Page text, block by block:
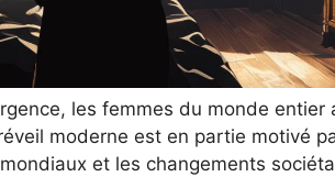
les femmes du monde entier
moderne est en partie motivé
et les changements